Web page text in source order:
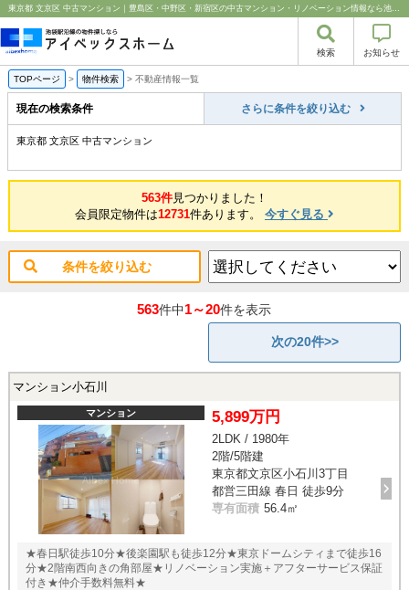
東京都 文京区 中古マンション｜豊島区・中野区・新宿区の中古マンション・リノベーション情報なら池袋のアイベックスホーム！
検索 お知らせ
TOPページ > 物件検索 > 不動産情報一覧
現在の検索条件 さらに条件を絞り込む
東京都 文京区 中古マンション
563件見つかりました！
会員限定物件は12731件あります。 今すぐ見る
条件を絞り込む
563件中1～20件を表示
次の20件>>
マンション小石川
マンション 5,899万円
2LDK / 1980年
2階/5階建
東京都文京区小石川3丁目
都営三田線 春日 徒歩9分
専有面積 56.4㎡
★春日駅徒歩10分★後楽園駅も徒歩12分★東京ドームシティまで徒歩16
分★2階南西向きの角部屋★リノベーション実施＋アフターサービス保証
付き★仲介手数料無料★